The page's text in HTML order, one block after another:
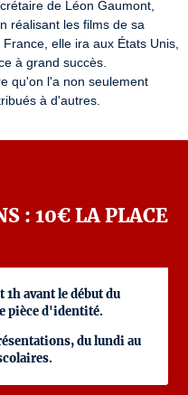
de Léon Gaumont,
réalisant les films de sa
elle ira aux États Unis,
à grand succès.
qu'on l'a non seulement
à d'autres.
: 10€ LA PLACE
avant le début du
pièce d'identité.
du lundi au